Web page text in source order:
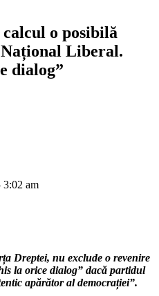
o posibilă
Liberal.
dialog”
3:02 am
Dreptei, nu exclude o revenire
la orice dialog” dacă partidul
apărător al democrației”.